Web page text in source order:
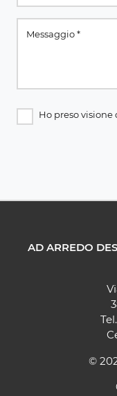
Ho preso visione
AD ARREDO
Tel.
©